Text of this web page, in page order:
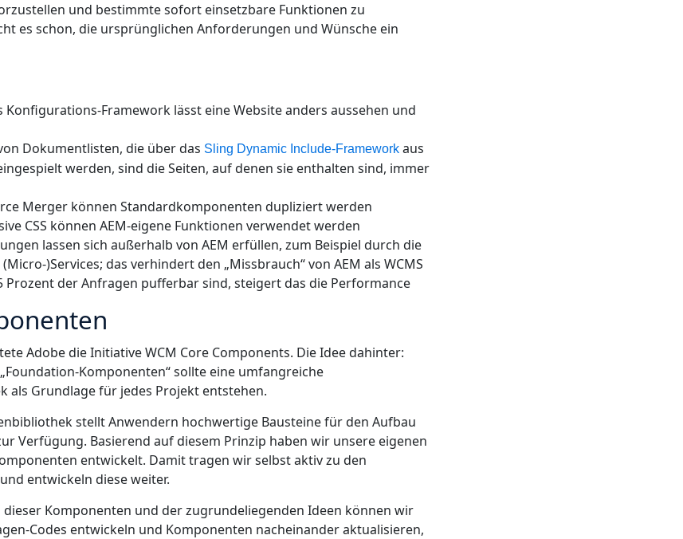
und bestimmte sofort einsetzbare Funktionen zu
es schon, die ursprünglichen Anforderungen und Wünsche ein
Konfigurations-Framework lässt eine Website anders aussehen und
Dokumentlisten, die über das Sling Dynamic Include-Framework aus
werden, sind die Seiten, auf denen sie enthalten sind, immer
Merger können Standardkomponenten dupliziert werden
CSS können AEM-eigene Funktionen verwendet werden
lassen sich außerhalb von AEM erfüllen, zum Beispiel durch die
)Services; das verhindert den „Missbrauch“ von AEM als WCMS
Prozent der Anfragen pufferbar sind, steigert das die Performance
Adobe die Initiative WCM Core Components. Die Idee dahinter:
Komponenten“ sollte eine umfangreiche
als Grundlage für jedes Projekt entstehen.
stellt Anwendern hochwertige Bausteine für den Aufbau
Verfügung. Basierend auf diesem Prinzip haben wir unsere eigenen
entwickelt. Damit tragen wir selbst aktiv zu den
entwickeln diese weiter.
Komponenten und der zugrundeliegenden Ideen können wir
Codes entwickeln und Komponenten nacheinander aktualisieren,